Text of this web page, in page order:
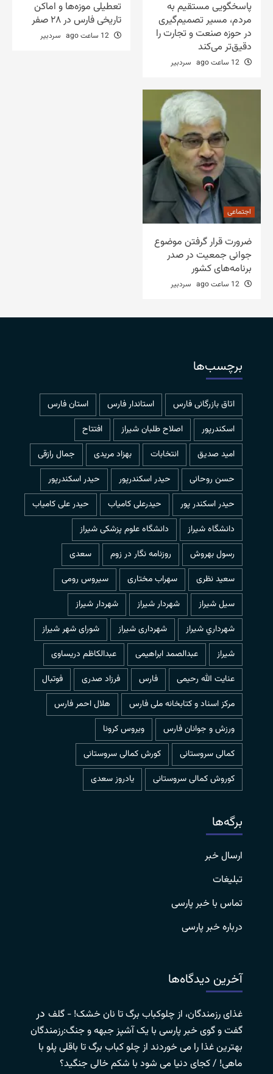
پاسخگویی مستقیم به
مردم، مسیر تصمیم‌گیری
در حوزه صنعت و تجارت را
دقیق‌تر می‌کند
سردبیر
تعطیلی موزه‌ها و اماکن
تاریخی فارس در ۲۸ صفر
سردبیر
اجتماعی
ضرورت قرار گرفتن موضوع
جوانی جمعیت در صدر
برنامه‌های کشور
سردبیر
برچسب‌ها
اتاق بازرگانی فارس استاندار فارس
استان فارس
اسکندرپور
اصلاح طلبان شیراز
افتتاح
امید صدیق
انتخابات بهزاد مریدی
جمال رازقی
حسن روحانی
حيدر اسكندرپور
حیدر اسکندرپور
حیدر اسکندر پور
حیدرعلی کامیاب
حیدر علی کامیاب
دانشگاه شیراز
دانشگاه علوم پزشکی شیراز
رسول بهروش
روزنامه نگار در زوم
سعدی
سعید نظری
سهراب مختاری
سیروس رومی
سیل شیراز
شهردار شيراز
شهردار شیراز
شهرداري شيراز
شهرداری شیراز
شورای شهر شیراز
شیراز
عبدالصمد ابراهیمی
عبدالکاظم دریساوی
عنایت الله رحیمی
فارس فرزاد صدری
فوتبال
مرکز اسناد و کتابخانه ملی فارس
هلال احمر فارس
ورزش و جوانان فارس
ویروس کرونا
کمالی سروستانی
کورش کمالی سروستانی
کوروش کمالی سروستانی
یادروز سعدی
برگه‌ها
ارسال خبر
تبلیغات
تماس با خبر پارسی
درباره خبر پارسی
آخرین دیدگاه‌ها
غذای رزمندگان، از چلوکباب برگ تا نان خشک! - گلف در
گفت و گوی خبر پارسی با یک آشپز جبهه و جنگ:رزمندگان
بهترین غذا را می خوردند از چلو کباب برگ تا باقلی پلو با
ماهی! / کجای دنیا می شود با شکم خالی جنگید؟